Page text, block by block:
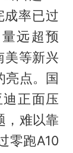
成率已过
远超预
美等新兴
亮点。国
正面压
，难以靠
零跑A10